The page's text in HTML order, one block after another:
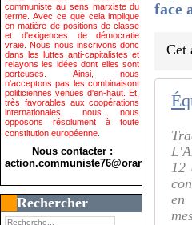
communiste au sens marxiste du
terme. Avec ce que cela implique
en matière de positions de classe
et d'exigences de démocratie
vraie. Nous nous inscrivons donc
dans les luttes anti-capitalistes et
relayons les idées dont elles sont
porteuses. Ainsi, nous
n'acceptons pas les combinaisont
politiciennes venues d'en-haut. Et,
très favorables aux coopérations
internationales, nous nous
opposons résolument à toute
constitution européenne.
Nous contacter :
action.communiste76@orange.fr>
Rechercher
face
Cet
12
en